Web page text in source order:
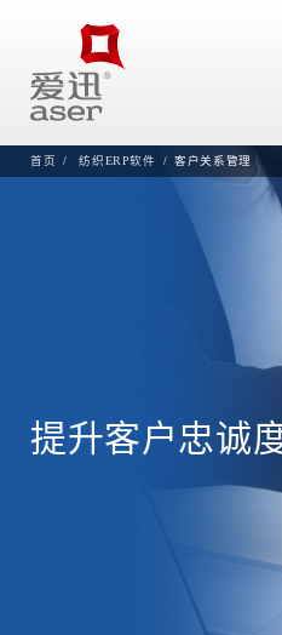
首页 纺织ERP软件 客户关系管理
提升客户忠诚